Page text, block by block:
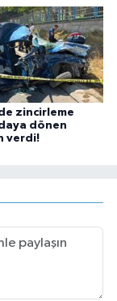
zincirleme
dönen
verdi!